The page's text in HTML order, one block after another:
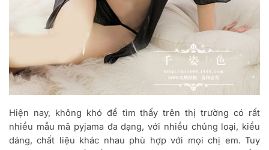
Hiện nay, không khó để tìm thấy trên thị trường có rất
nhiều mẫu mã pyjama đa dạng, với nhiều chủng loại, kiểu
dáng, chất liệu khác nhau phù hợp với mọi chị em. Tuy